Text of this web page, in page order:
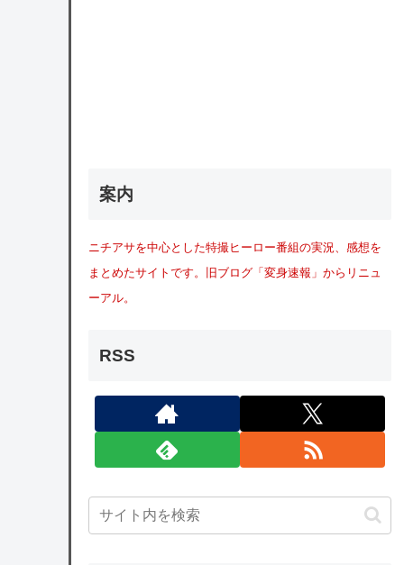
案内
ニチアサを中心とした特撮ヒーロー番組の実況、感想を
まとめたサイトです。旧ブログ「変身速報」からリニュ
ーアル。
RSS